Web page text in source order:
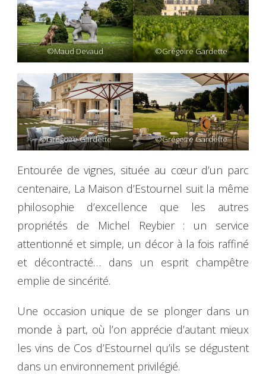
©Maud Devaud ©Grégoire Gardette
©Grégoire Gardette ©Grégoire Gardette
Entourée de vignes, située au cœur d’un parc
centenaire, La Maison d’Estournel suit la même
philosophie d’excellence que les autres
propriétés de Michel Reybier : un service
attentionné et simple, un décor à la fois raffiné
et décontracté… dans un esprit champêtre
emplie de sincérité.
Une occasion unique de se plonger dans un
monde à part, où l’on apprécie d’autant mieux
les vins de Cos d’Estournel qu’ils se dégustent
dans un environnement privilégié.